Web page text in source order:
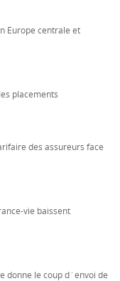
Europe centrale et
placements
des assureurs face
vie baissent
donne le coup d´envoi de